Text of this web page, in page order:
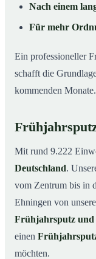
Nach einem
Für mehr
Ein professioneller
schafft die
kommenden Monate.
Mit rund 9.222
Deutschland.
vom Zentrum bis in
Ehningen von
Frühjahrsputz
einen
möchten.